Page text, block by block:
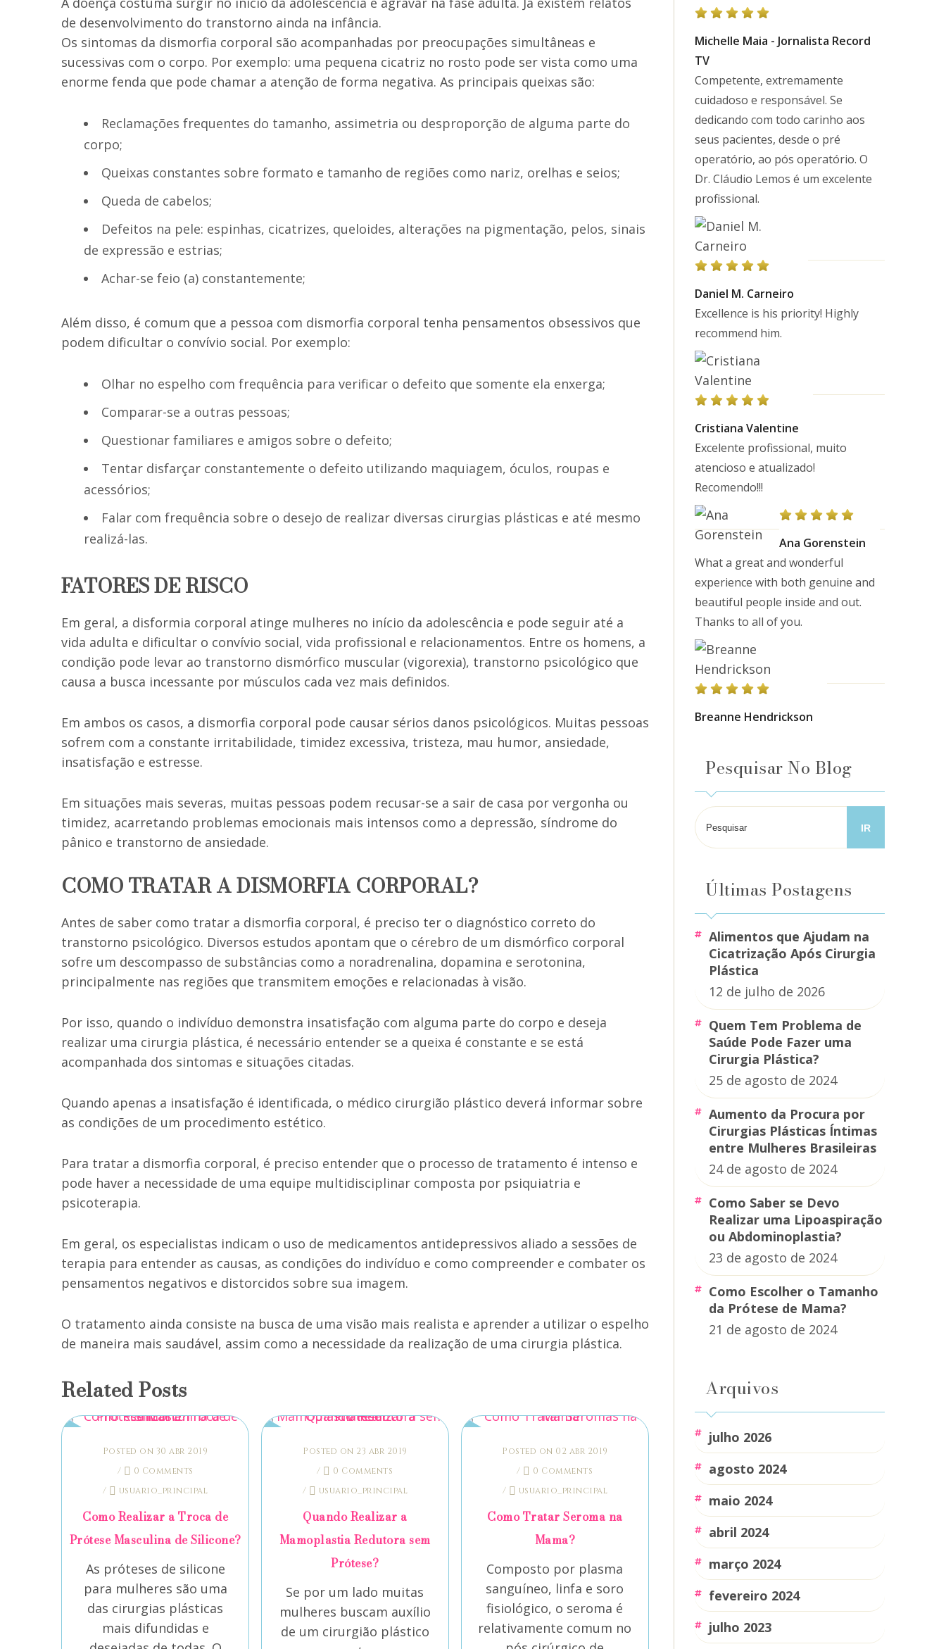
de desenvolvimento do transtorno ainda na infância.
Os sintomas da dismorfia corporal são acompanhadas por preocupações simultâneas e
sucessivas com o corpo. Por exemplo: uma pequena cicatriz no rosto pode ser vista como uma
enorme fenda que pode chamar a atenção de forma negativa. As principais queixas são:
Reclamações frequentes do tamanho, assimetria ou desproporção de alguma parte do
corpo;
Queixas constantes sobre formato e tamanho de regiões como nariz, orelhas e seios;
Queda de cabelos;
Defeitos na pele: espinhas, cicatrizes, queloides, alterações na pigmentação, pelos, sinais
de expressão e estrias;
Achar-se feio (a) constantemente;
Além disso, é comum que a pessoa com dismorfia corporal tenha pensamentos obsessivos que
podem dificultar o convívio social. Por exemplo:
Olhar no espelho com frequência para verificar o defeito que somente ela enxerga;
Comparar-se a outras pessoas;
Questionar familiares e amigos sobre o defeito;
Tentar disfarçar constantemente o defeito utilizando maquiagem, óculos, roupas e
acessórios;
Falar com frequência sobre o desejo de realizar diversas cirurgias plásticas e até mesmo
realizá-las.
FATORES DE RISCO
Em geral, a disformia corporal atinge mulheres no início da adolescência e pode seguir até a
vida adulta e dificultar o convívio social, vida profissional e relacionamentos. Entre os homens, a
condição pode levar ao transtorno dismórfico muscular (vigorexia), transtorno psicológico que
causa a busca incessante por músculos cada vez mais definidos.
Em ambos os casos, a dismorfia corporal pode causar sérios danos psicológicos. Muitas pessoas
sofrem com a constante irritabilidade, timidez excessiva, tristeza, mau humor, ansiedade,
insatisfação e estresse.
Em situações mais severas, muitas pessoas podem recusar-se a sair de casa por vergonha ou
timidez, acarretando problemas emocionais mais intensos como a depressão, síndrome do
pânico e transtorno de ansiedade.
COMO TRATAR A DISMORFIA CORPORAL?
Antes de saber como tratar a dismorfia corporal, é preciso ter o diagnóstico correto do
transtorno psicológico. Diversos estudos apontam que o cérebro de um dismórfico corporal
sofre um descompasso de substâncias como a noradrenalina, dopamina e serotonina,
principalmente nas regiões que transmitem emoções e relacionadas à visão.
Por isso, quando o indivíduo demonstra insatisfação com alguma parte do corpo e deseja
realizar uma cirurgia plástica, é necessário entender se a queixa é constante e se está
acompanhada dos sintomas e situações citadas.
Quando apenas a insatisfação é identificada, o médico cirurgião plástico deverá informar sobre
as condições de um procedimento estético.
Para tratar a dismorfia corporal, é preciso entender que o processo de tratamento é intenso e
pode haver a necessidade de uma equipe multidisciplinar composta por psiquiatria e
psicoterapia.
Em geral, os especialistas indicam o uso de medicamentos antidepressivos aliado a sessões de
terapia para entender as causas, as condições do indivíduo e como compreender e combater os
pensamentos negativos e distorcidos sobre sua imagem.
O tratamento ainda consiste na busca de uma visão mais realista e aprender a utilizar o espelho
de maneira mais saudável, assim como a necessidade da realização de uma cirurgia plástica.
Related Posts
Posted on 30 abr 2019
/
0 Comments
/
usuario_principal
Como Realizar a Troca de
Prótese Masculina de Silicone?
As próteses de silicone
para mulheres são uma
das cirurgias plásticas
mais difundidas e
Posted on 23 abr 2019
/
0 Comments
/
usuario_principal
Quando Realizar a
Mamoplastia Redutora sem
Prótese?
Se por um lado muitas
mulheres buscam auxílio
de um cirurgião plástico
Posted on 02 abr 2019
/
0 Comments
/
usuario_principal
Como Tratar Seroma na
Mama?
Composto por plasma
sanguíneo, linfa e soro
fisiológico, o seroma é
relativamente comum no
Michelle Maia - Jornalista Record
TV
Competente, extremamente
cuidadoso e responsável. Se
dedicando com todo carinho aos
seus pacientes, desde o pré
operatório, ao pós operatório. O
Dr. Cláudio Lemos é um excelente
profissional.
Daniel M. Carneiro
Excellence is his priority! Highly
recommend him.
Cristiana Valentine
Excelente profissional, muito
atencioso e atualizado!
Recomendo!!!
Ana Gorenstein
What a great and wonderful
experience with both genuine and
beautiful people inside and out.
Thanks to all of you.
Breanne Hendrickson
Pesquisar No Blog
Últimas Postagens
Alimentos que Ajudam na
Cicatrização Após Cirurgia
Plástica
12 de julho de 2026
Quem Tem Problema de
Saúde Pode Fazer uma
Cirurgia Plástica?
25 de agosto de 2024
Aumento da Procura por
Cirurgias Plásticas Íntimas
entre Mulheres Brasileiras
24 de agosto de 2024
Como Saber se Devo
Realizar uma Lipoaspiração
ou Abdominoplastia?
23 de agosto de 2024
Como Escolher o Tamanho
da Prótese de Mama?
21 de agosto de 2024
Arquivos
julho 2026
agosto 2024
maio 2024
abril 2024
março 2024
fevereiro 2024
julho 2023